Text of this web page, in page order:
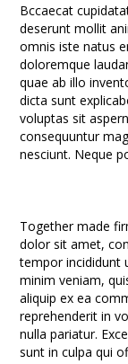
Bccaecat
deserunt mollit
omnis iste natus
doloremque
quae ab illo
dicta sunt
voluptas sit
consequuntur
nesciunt. Neque
Together made
dolor sit amet,
tempor incididunt
minim veniam,
aliquip ex ea
reprehenderit in
nulla pariatur.
sunt in culpa qui